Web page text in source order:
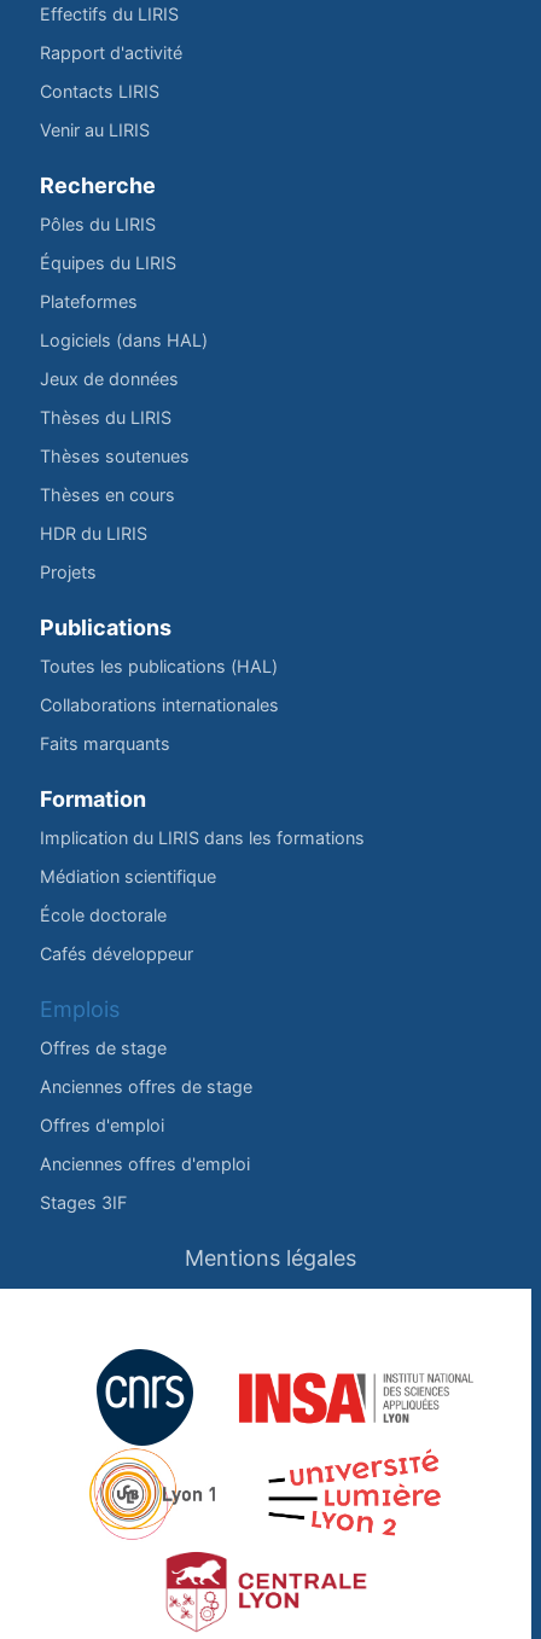
Effectifs du LIRIS
Rapport d'activité
Contacts LIRIS
Venir au LIRIS
Recherche
Pôles du LIRIS
Équipes du LIRIS
Plateformes
Logiciels (dans HAL)
Jeux de données
Thèses du LIRIS
Thèses soutenues
Thèses en cours
HDR du LIRIS
Projets
Publications
Toutes les publications (HAL)
Collaborations internationales
Faits marquants
Formation
Implication du LIRIS dans les formations
Médiation scientifique
École doctorale
Cafés développeur
Emplois
Offres de stage
Anciennes offres de stage
Offres d'emploi
Anciennes offres d'emploi
Stages 3IF
Mentions légales